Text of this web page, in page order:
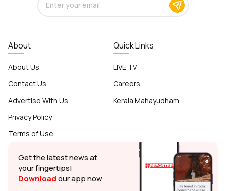
About
About Us
Contact Us
Advertise With Us
Privacy Policy
Terms of Use
Quick Links
LIVE TV
Careers
Kerala Mahayudham
Get the latest news at
your fingertips!
Downloadour app now